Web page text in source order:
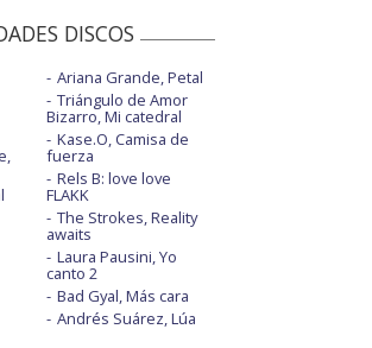
DISCOS
Ariana Grande, Petal
Triángulo de Amor
Bizarro, Mi catedral
Kase.O, Camisa de
fuerza
Rels B: love love
FLAKK
The Strokes, Reality
awaits
Laura Pausini, Yo
canto 2
Bad Gyal, Más cara
Andrés Suárez, Lúa